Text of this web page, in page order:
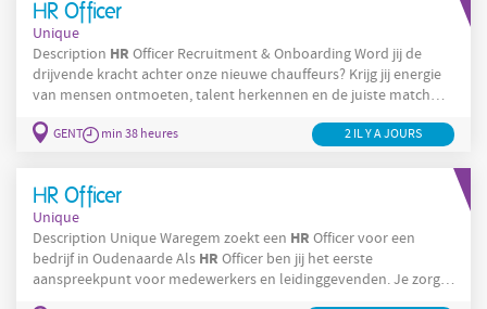
arbeidsovereenkomsten,
HR Officer
Unique
Description HR Officer Recruitment & Onboarding Word jij de
drijvende kracht achter onze nieuwe chauffeurs? Krijg jij energie
van mensen ontmoeten, talent herkennen en de juiste match
helemaal thuis voelt tussen chauffeurs, operationele profielen
GENT min 38 heures 2 IL Y A JOURS
HR Officer
Unique
Description Unique Waregem zoekt een HR Officer voor een
bedrijf in Oudenaarde Als HR Officer ben jij het eerste
aanspreekpunt voor medewerkers en leidinggevenden. Je zorgt